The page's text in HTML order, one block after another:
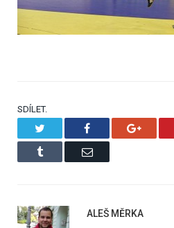
SDÍLET.
Facebook
Tumblr Email
ALEŠ MĚRKA